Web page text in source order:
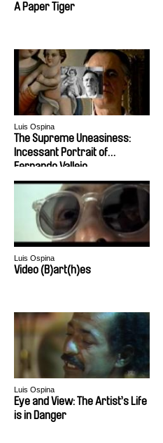
A Paper Tiger
Luis Ospina
The Supreme Uneasiness:
Incessant Portrait of
Fernando Vallejo
Luis Ospina
Video (B)art(h)es
Luis Ospina
Eye and View: The Artist’s Life
is in Danger